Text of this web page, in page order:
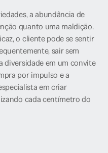
a abundância de
quanto uma maldição.
o cliente pode se sentir
sair sem
diversidade em um convite
por impulso e a
em criar
cada centímetro do